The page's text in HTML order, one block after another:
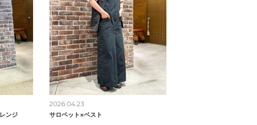
ンジ
2026.04.23
サロペット×ベスト